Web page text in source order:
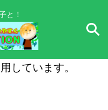
と！
しています。